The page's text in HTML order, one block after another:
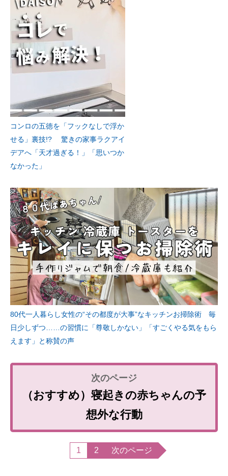
コンロの五徳を「フックなしで浮か
せる」裏技!? 驚きの家事ラクアイ
デアへ「天才過ぎる！」「思いつか
なかった」
80代一人暮らし女性の“その都度が大事”なキッチンお掃除術 毎
日少しずつ……の習慣に「尊敬しかない」「すごくやる気をもら
えます」と称賛の声
（おすすめ）寝起きの赤ちゃんの予
想外な行動
1 2 次のページ